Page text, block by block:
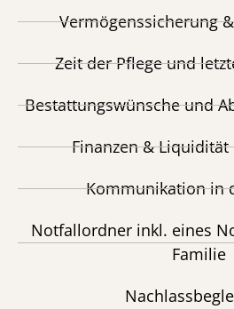
Vermögenssicherung
Zeit der Pflege und
Bestattungswünsche und
Finanzen &
Kommunikation in
Notfallordner inkl. eines
Familie